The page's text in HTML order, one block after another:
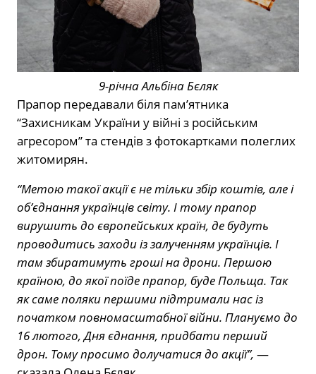
9-річна Альбіна Бєляк
Прапор передавали біля пам’ятника
“Захисникам України у війні з російським
агресором” та стендів з фотокартками полеглих
житомирян.
“Метою такої акції є не тільки збір коштів, але і
об’єднання українців світу. І тому прапор
вирушить до європейських країн, де будуть
проводитись заходи із залученням українців. І
там збиратимуть гроші на дрони. Першою
країною, до якої поїде прапор, буде Польща. Так
як саме поляки першими підтримали нас із
початком повномасштабної війни. Плануємо до
16 лютого, Дня єднання, придбати перший
дрон. Тому просимо долучатися до акції”, —